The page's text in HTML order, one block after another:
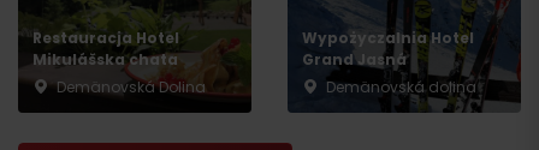
Restauracja Hotel
Mikulášska chata
Demänovská Dolina
Wypożyczalnia Hotel
Grand Jasná
Demänovská dolina